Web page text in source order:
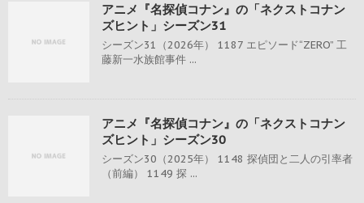
アニメ『名探偵コナン』の「ネクストコナン
ズヒント」シーズン31
シーズン31（2026年） 1187 エピソード“ZERO” 工
藤新一水族館事件 ...
アニメ『名探偵コナン』の「ネクストコナン
ズヒント」シーズン30
シーズン30（2025年） 1148 探偵団と二人の引率者
（前編） 1149 探 ...